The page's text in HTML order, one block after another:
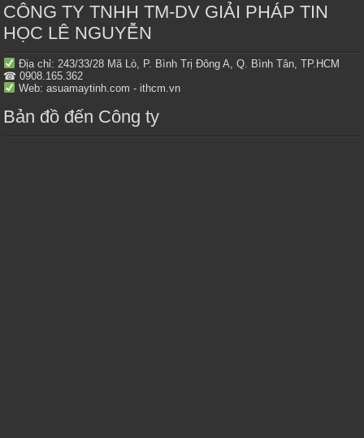
CÔNG TY TNHH TM-DV GIẢI PHÁP TIN
HỌC LÊ NGUYỄN
Địa chỉ: 243/33/28 Mã Lò, P. Bình Trị Đông A, Q. Bình Tân, TP.HCM
☎ 0908.165.362
Web: asuamaytinh.com - ithcm.vn
Bản đồ đến Công ty